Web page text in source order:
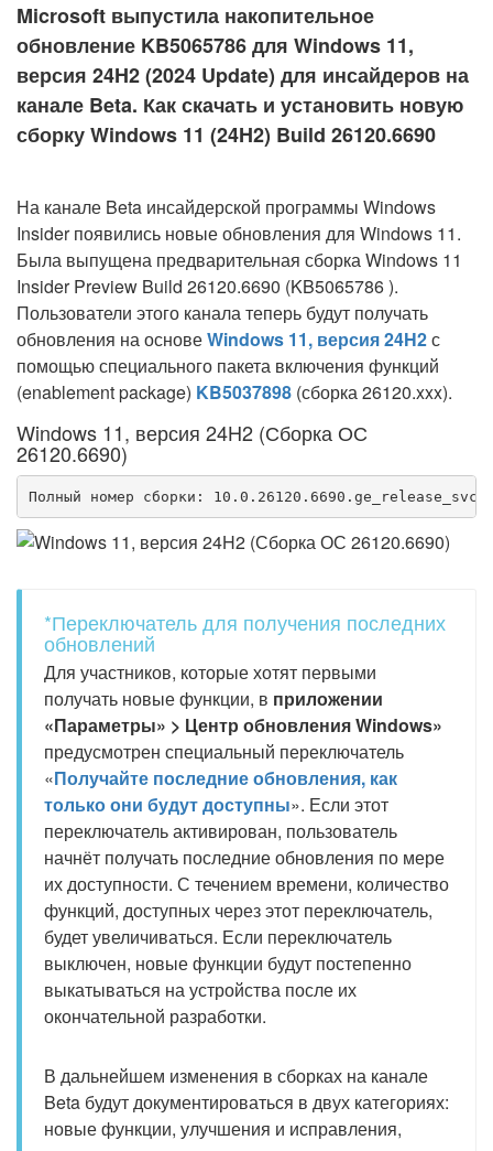
Microsoft выпустила накопительное
обновление KB5065786 для Windows 11,
версия 24H2 (2024 Update) для инсайдеров на
канале Beta. Как скачать и установить новую
сборку Windows 11 (24H2) Build 26120.6690
На канале Beta инсайдерской программы Windows
Insider появились новые обновления для Windows 11.
Была выпущена предварительная сборка Windows 11
Insider Preview Build 26120.6690 (KB5065786 ).
Пользователи этого канала теперь будут получать
обновления на основеWindows 11, версия 24H2с
помощью специального пакета включения функций
(enablement package) KB5037898 (сборка 26120.xxx).
Windows 11, версия 24H2 (Сборка ОС
26120.6690)
Полный номер сборки:
*Переключатель для получения последних
обновлений
Для участников, которые хотят первыми
получать новые функции, в приложении
«Параметры» > Центр обновления Windows»
предусмотрен специальный переключатель
«Получайте последние обновления, как
только они будут доступны». Если этот
переключатель активирован, пользователь
начнёт получать последние обновления по мере
их доступности. С течением времени, количество
функций, доступных через этот переключатель,
будет увеличиваться. Если переключатель
выключен, новые функции будут постепенно
выкатываться на устройства после их
окончательной разработки.
В дальнейшем изменения в сборках на канале
Beta будут документироваться в двух категориях:
новые функции, улучшения и исправления,